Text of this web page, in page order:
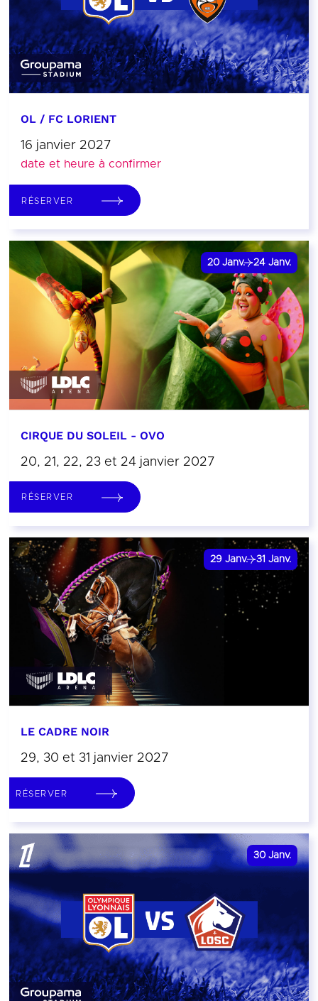
OL / FC LORIENT
16 janvier 2027
date et heure à confirmer
RÉSERVER
20 Janv. 24 Janv.
CIRQUE DU SOLEIL - OVO
20, 21, 22, 23 et 24 janvier 2027
RÉSERVER
29 Janv. 31 Janv.
LE CADRE NOIR
29, 30 et 31 janvier 2027
RÉSERVER
30 Janv.